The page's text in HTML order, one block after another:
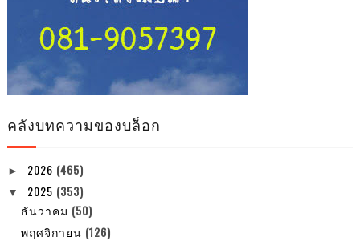
คลังบทความของบล็อก
► 2026 (465)
▼ 2025 (353)
ธันวาคม (50)
พฤศจิกายน (126)